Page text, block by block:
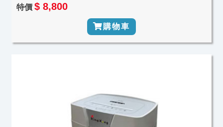
特價 $ 8,800
購物車